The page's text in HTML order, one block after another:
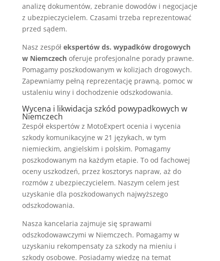
analizę dokumentów, zebranie dowodów i negocjacje
z ubezpieczycielem. Czasami trzeba reprezentować
przed sądem.
Nasz zespół ekspertów ds. wypadków drogowych
w Niemczechoferuje profesjonalne porady prawne.
Pomagamy poszkodowanym w kolizjach drogowych.
Zapewniamy pełną reprezentację prawną, pomoc w
ustaleniu winy i dochodzenie odszkodowania.
Wycena i likwidacja szkód powypadkowych w
Niemczech
Zespół ekspertów z MotoExpert ocenia i wycenia
szkody komunikacyjne w 21 językach, w tym
niemieckim, angielskim i polskim. Pomagamy
poszkodowanym na każdym etapie. To od fachowej
oceny uszkodzeń, przez kosztorys napraw, aż do
rozmów z ubezpieczycielem. Naszym celem jest
uzyskanie dla poszkodowanych najwyższego
odszkodowania.
Nasza kancelaria zajmuje się sprawami
odszkodowawczymi w Niemczech. Pomagamy w
uzyskaniu rekompensaty za szkody na mieniu i
szkody osobowe. Posiadamy wiedzę na temat